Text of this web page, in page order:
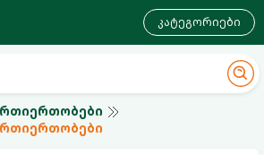
კატეგორიები